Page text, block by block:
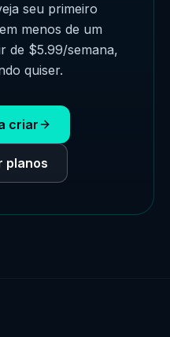
seu primeiro
menos de um
de $5.99/semana,
quiser.
criar
planos